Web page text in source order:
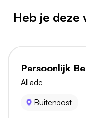
Heb je deze
Persoonlijk
Alliade
Buitenpost